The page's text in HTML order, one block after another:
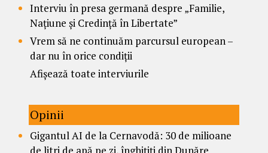
Interviu în presa germană despre „Familie,
Națiune și Credință în Libertate”
Vrem să ne continuăm parcursul european –
dar nu în orice condiții
Afișează toate interviurile
Opinii
Gigantul AI de la Cernavodă: 30 de milioane
de litri de apă pe zi, înghițiți din Dunăre